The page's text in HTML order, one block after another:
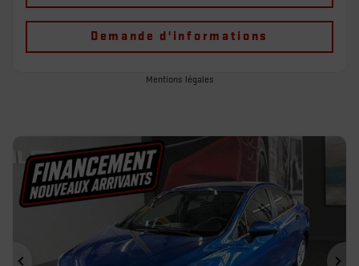
Demande d'informations
Mentions légales